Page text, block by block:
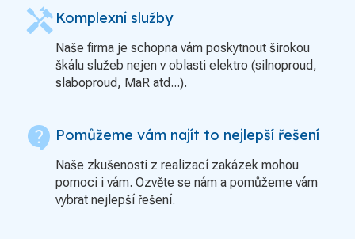
handyman Komplexní služby
Naše firma je schopna vám poskytnout širokou
škálu služeb nejen v oblasti elektro (silnoproud,
slaboproud, MaR atd...).
contact_support Pomůžeme vám najít to nejlepší řešení
Naše zkušenosti z realizací zakázek mohou
pomoci i vám. Ozvěte se nám a pomůžeme vám
vybrat nejlepší řešení.